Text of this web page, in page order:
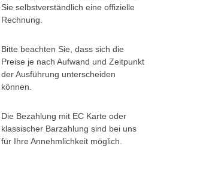
Wochentag Zusatzkosten
Montag - Freitag (17:00 - 22:00 Uhr)
Montag - Freitag
Samstag (08:00 - 17:00 Uhr)
Sonntag/Feiertag
Sie selbstverständlich eine offizielle
Rechnung.
Bitte beachten Sie, dass sich die
Preise je nach Aufwand und Zeitpunkt
der Ausführung unterscheiden
können.
Die Bezahlung mit EC Karte oder
klassischer Barzahlung sind bei uns
für Ihre Annehmlichkeit möglich.